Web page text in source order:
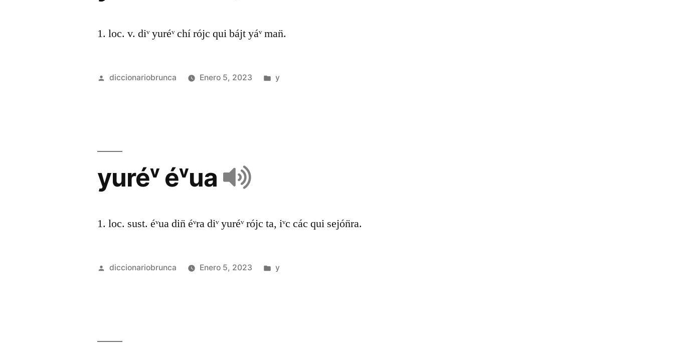
1. loc. v. diᵛ yuréᵛ chí rójc qui bájt yáᵛ man̈.
diccionariobrunca Enero 5, 2023 y
yuréᵛ éᵛua
1. loc. sust. éᵛua din̈ éᵛra diᵛ yuréᵛ rójc ta, iᵛc các qui sejón̈ra.
diccionariobrunca Enero 5, 2023 y